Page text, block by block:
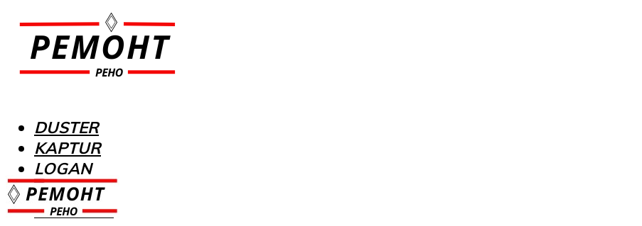
DUSTER
KAPTUR
LOGAN
MEGANE
SANDERO